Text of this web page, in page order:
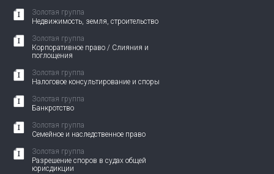
Золотая группа
Недвижимость, земля, строительство
Золотая группа
Корпоративное право / Слияния и
поглощения
Золотая группа
Налоговое консультирование и споры
Золотая группа
Банкротство
Золотая группа
Семейное и наследственное право
Золотая группа
Разрешение споров в судах общей
юрисдикции